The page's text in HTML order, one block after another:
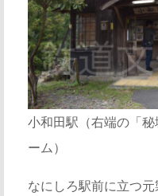
小和田駅（右端の「
ーム）
なにしろ駅前に立つ